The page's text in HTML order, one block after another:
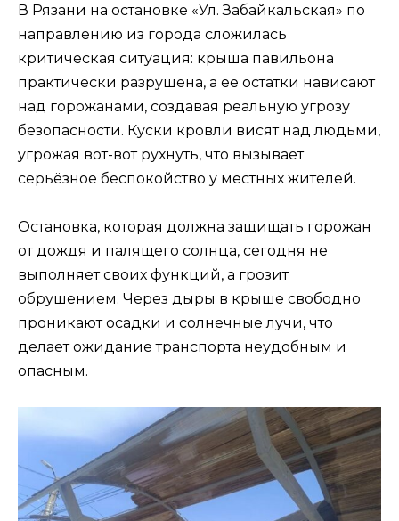
В Рязани на остановке «Ул. Забайкальская» по
направлению из города сложилась
критическая ситуация: крыша павильона
практически разрушена, а её остатки нависают
над горожанами, создавая реальную угрозу
безопасности. Куски кровли висят над людьми,
угрожая вот-вот рухнуть, что вызывает
серьёзное беспокойство у местных жителей.
Остановка, которая должна защищать горожан
от дождя и палящего солнца, сегодня не
выполняет своих функций, а грозит
обрушением. Через дыры в крыше свободно
проникают осадки и солнечные лучи, что
делает ожидание транспорта неудобным и
опасным.